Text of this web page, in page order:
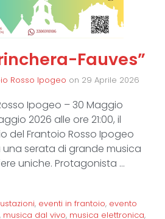
Fauves”
Rosso Ipogeo on 29 Aprile 2026
Ipogeo – 30 Maggio
2026 alle ore 21:00, il
del Frantoio Rosso Ipogeo
serata di grande musica
uniche. Protagonista …
, eventi in frantoio, evento
, musica dal vivo, musica elettronica,